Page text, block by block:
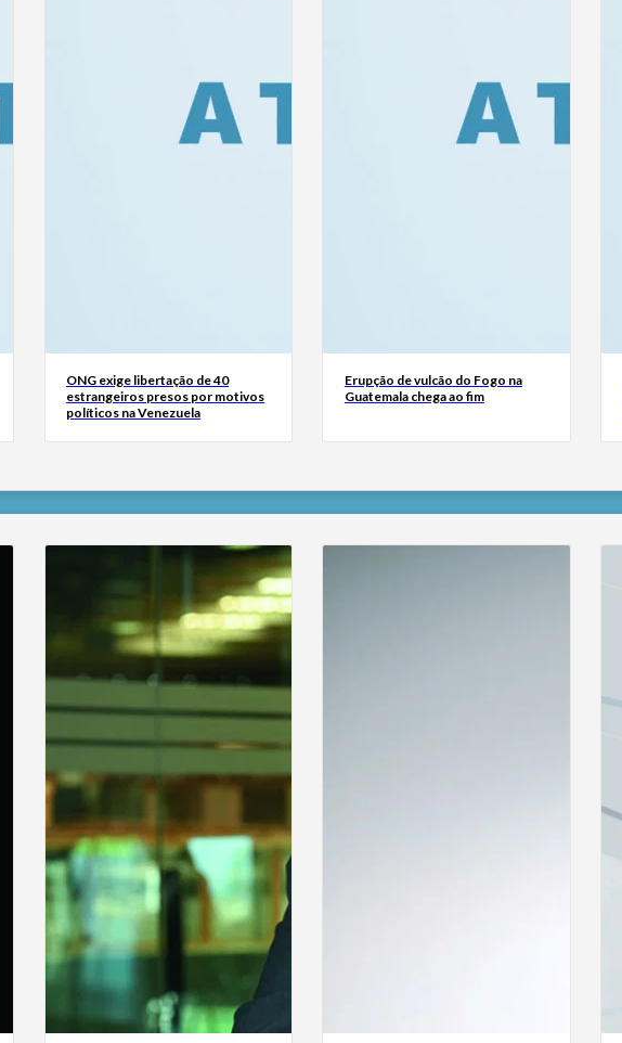
ONG exige libertação de 40
estrangeiros presos por motivos
políticos na Venezuela
Erupção de vulcão do Fogo na
Guatemala chega ao fim